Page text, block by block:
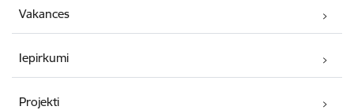
Vakances
Iepirkumi
Projekti